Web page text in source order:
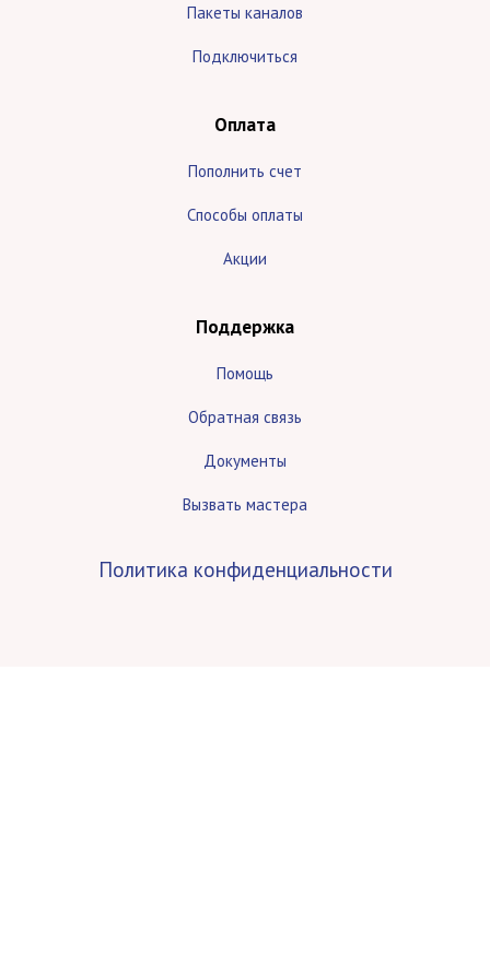
Пакеты каналов
Подключиться
Оплата
Пополнить счет
Способы оплаты
Акции
Поддержка
Помощь
Обратная связь
Документы
Вызвать мастера
Политика конфиденциальности